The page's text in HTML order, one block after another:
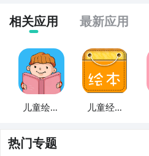
7. 《亲子手工DIY》：这个
单有趣的手工制作教程，让家
作，增加亲子互动和创造力
8. 《儿童英语启蒙》：这款
画、儿歌和游戏帮助孩子们
听说能力和语言学习兴趣。
9. 《儿童益智游戏乐园》：该
相关应用 最新应用
儿童绘本
儿童经典
热门专题